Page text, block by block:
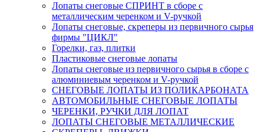
Лопаты снеговые СПРИНТ в сборе с
металлическим черенком и V-ручкой
Лопаты снеговые, скреперы из первичного сырья
фирмы "ЦИКЛ"
Горелки, газ, плитки
Пластиковые снеговые лопаты
Лопаты снеговые из первичного сырья в сборе с
алюминиевым черенком и V-ручкой
СНЕГОВЫЕ ЛОПАТЫ ИЗ ПОЛИКАРБОНАТА
АВТОМОБИЛЬНЫЕ СНЕГОВЫЕ ЛОПАТЫ
ЧЕРЕНКИ, РУЧКИ ДЛЯ ЛОПАТ
ЛОПАТЫ СНЕГОВЫЕ МЕТАЛЛИЧЕСКИЕ